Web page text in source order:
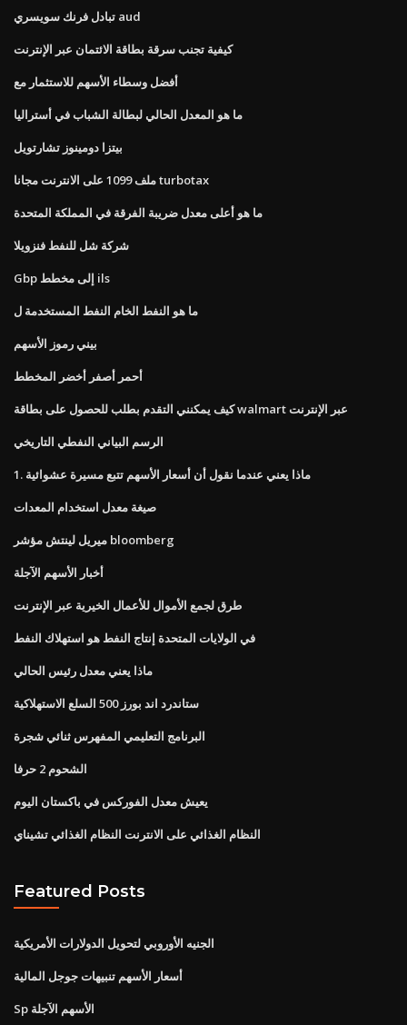
تبادل فرنك سويسري aud
كيفية تجنب سرقة بطاقة الائتمان عبر الإنترنت
أفضل وسطاء الأسهم للاستثمار مع
ما هو المعدل الحالي لبطالة الشباب في أستراليا
بيتزا دومينوز تشارتويل
ملف 1099 على الانترنت مجانا turbotax
ما هو أعلى معدل ضريبة الفرقة في المملكة المتحدة
شركة شل للنفط فنزويلا
Gbp إلى مخطط ils
ما هو النفط الخام النفط المستخدمة ل
بيني رموز الأسهم
أحمر أصفر أخضر المخطط
كيف يمكنني التقدم بطلب للحصول على بطاقة walmart عبر الإنترنت
الرسم البياني النفطي التاريخي
1. ماذا يعني عندما نقول أن أسعار الأسهم تتبع مسيرة عشوائية
صيغة معدل استخدام المعدات
ميريل لينتش مؤشر bloomberg
أخبار الأسهم الآجلة
طرق لجمع الأموال للأعمال الخيرية عبر الإنترنت
في الولايات المتحدة إنتاج النفط هو استهلاك النفط
ماذا يعني معدل رئيس الحالي
ستاندرد اند بورز 500 السلع الاستهلاكية
البرنامج التعليمي المفهرس ثنائي شجرة
الشحوم 2 حرفا
يعيش معدل الفوركس في باكستان اليوم
النظام الغذائي على الانترنت النظام الغذائي تشيناي
Featured Posts
الجنيه الأوروبي لتحويل الدولارات الأمريكية
أسعار الأسهم تنبيهات جوجل المالية
Sp الأسهم الآجلة